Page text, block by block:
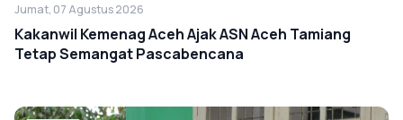
Jumat, 07 Agustus 2026
Kakanwil Kemenag Aceh Ajak ASN Aceh Tamiang
Tetap Semangat Pascabencana